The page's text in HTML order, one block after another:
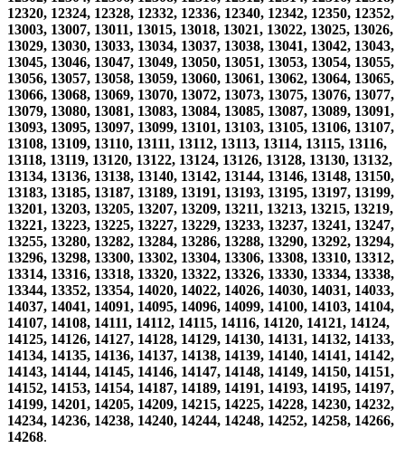
12320, 12324, 12328, 12332, 12336, 12340, 12342, 12350, 12352,
13003, 13007, 13011, 13015, 13018, 13021, 13022, 13025, 13026,
13029, 13030, 13033, 13034, 13037, 13038, 13041, 13042, 13043,
13045, 13046, 13047, 13049, 13050, 13051, 13053, 13054, 13055,
13056, 13057, 13058, 13059, 13060, 13061, 13062, 13064, 13065,
13066, 13068, 13069, 13070, 13072, 13073, 13075, 13076, 13077,
13079, 13080, 13081, 13083, 13084, 13085, 13087, 13089, 13091,
13093, 13095, 13097, 13099, 13101, 13103, 13105, 13106, 13107,
13108, 13109, 13110, 13111, 13112, 13113, 13114, 13115, 13116,
13118, 13119, 13120, 13122, 13124, 13126, 13128, 13130, 13132,
13134, 13136, 13138, 13140, 13142, 13144, 13146, 13148, 13150,
13183, 13185, 13187, 13189, 13191, 13193, 13195, 13197, 13199,
13201, 13203, 13205, 13207, 13209, 13211, 13213, 13215, 13219,
13221, 13223, 13225, 13227, 13229, 13233, 13237, 13241, 13247,
13255, 13280, 13282, 13284, 13286, 13288, 13290, 13292, 13294,
13296, 13298, 13300, 13302, 13304, 13306, 13308, 13310, 13312,
13314, 13316, 13318, 13320, 13322, 13326, 13330, 13334, 13338,
13344, 13352, 13354, 14020, 14022, 14026, 14030, 14031, 14033,
14037, 14041, 14091, 14095, 14096, 14099, 14100, 14103, 14104,
14107, 14108, 14111, 14112, 14115, 14116, 14120, 14121, 14124,
14125, 14126, 14127, 14128, 14129, 14130, 14131, 14132, 14133,
14134, 14135, 14136, 14137, 14138, 14139, 14140, 14141, 14142,
14143, 14144, 14145, 14146, 14147, 14148, 14149, 14150, 14151,
14152, 14153, 14154, 14187, 14189, 14191, 14193, 14195, 14197,
14199, 14201, 14205, 14209, 14215, 14225, 14228, 14230, 14232,
14234, 14236, 14238, 14240, 14244, 14248, 14252, 14258, 14266,
14268.